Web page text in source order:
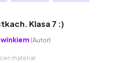
Klasa 7 :)
(Autor)
materiał